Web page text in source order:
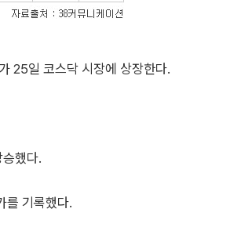
25일 코스닥 시장에 상장한다.
했다.
를 기록했다.